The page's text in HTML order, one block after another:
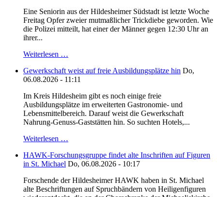
Eine Seniorin aus der Hildesheimer Südstadt ist letzte Woche
Freitag Opfer zweier mutmaßlicher Trickdiebe geworden. Wie
die Polizei mitteilt, hat einer der Männer gegen 12:30 Uhr an
ihrer...
Weiterlesen …
Gewerkschaft weist auf freie Ausbildungsplätze hin Do,
06.08.2026 - 11:11
Im Kreis Hildesheim gibt es noch einige freie
Ausbildungsplätze im erweiterten Gastronomie- und
Lebensmittelbereich. Darauf weist die Gewerkschaft
Nahrung-Genuss-Gaststätten hin. So suchten Hotels,...
Weiterlesen …
HAWK-Forschungsgruppe findet alte Inschriften auf Figuren
in St. Michael Do, 06.08.2026 - 10:17
Forschende der Hildesheimer HAWK haben in St. Michael
alte Beschriftungen auf Spruchbändern von Heiligenfiguren